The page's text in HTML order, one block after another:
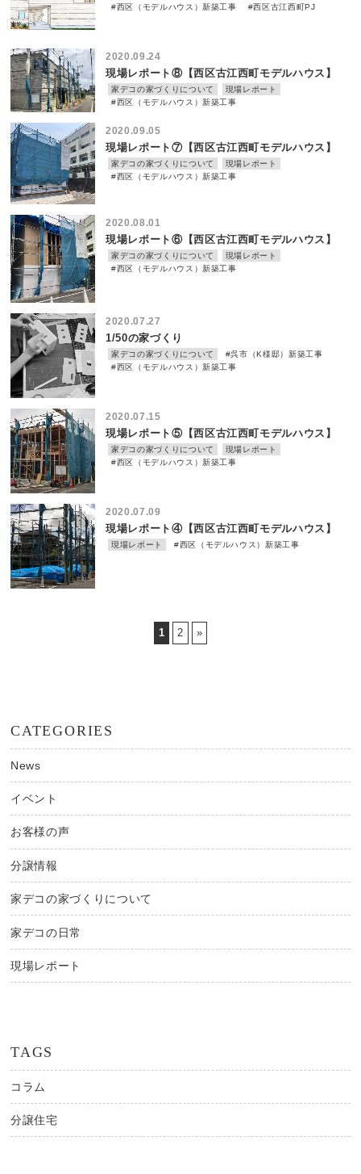
#西区（モデルハウス）新築工事
#西区古江西町PJ
2020.09.24
現場レポート⑧【西区古江西町モデルハウス】
家デコの家づくりについて
現場レポート
#西区（モデルハウス）新築工事
2020.09.05
現場レポート⑦【西区古江西町モデルハウス】
家デコの家づくりについて
現場レポート
#西区（モデルハウス）新築工事
2020.08.01
現場レポート⑥【西区古江西町モデルハウス】
家デコの家づくりについて
現場レポート
#西区（モデルハウス）新築工事
2020.07.27
1/50の家づくり
家デコの家づくりについて
#呉市（K様邸）新築工事
#西区（モデルハウス）新築工事
2020.07.15
現場レポート⑤【西区古江西町モデルハウス】
家デコの家づくりについて
現場レポート
#西区（モデルハウス）新築工事
2020.07.09
現場レポート④【西区古江西町モデルハウス】
現場レポート #西区（モデルハウス）新築工事
1 2 »
CATEGORIES
News
イベント
お客様の声
分譲情報
家デコの家づくりについて
家デコの日常
現場レポート
TAGS
コラム
分譲住宅